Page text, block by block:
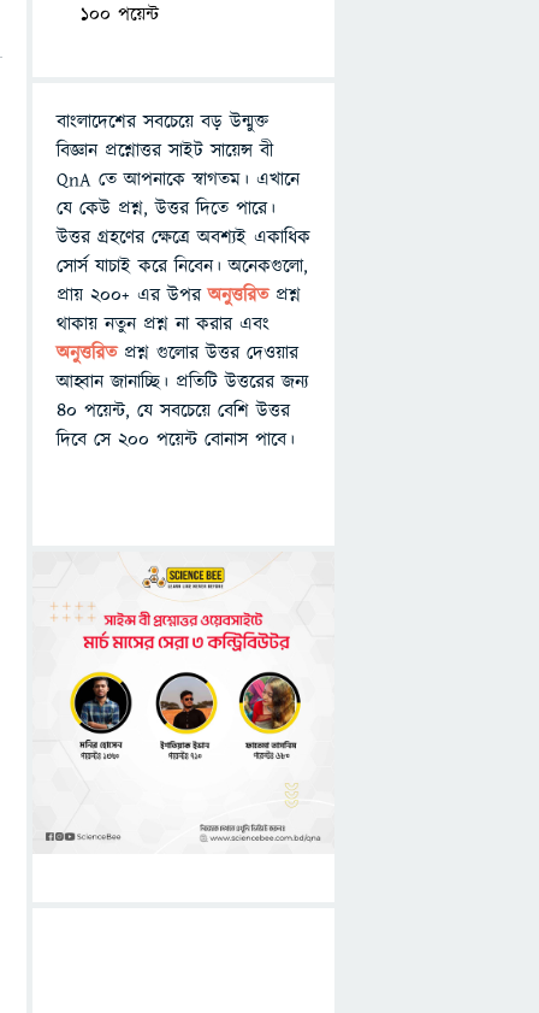
100 পয়েন্ট
বাংলাদেশের সবচেয়ে বড় উন্মুক্ত
বিজ্ঞান প্রশ্নোত্তর সাইট সায়েন্স বী
QnA তে আপনাকে স্বাগতম। এখানে
যে কেউ প্রশ্ন, উত্তর দিতে পারে।
উত্তর গ্রহণের ক্ষেত্রে অবশ্যই একাধিক
সোর্স যাচাই করে নিবেন। অনেকগুলো,
প্রায় ২০০+ এর উপরঅনুত্তরিতপ্রশ্ন
থাকায় নতুন প্রশ্ন না করার এবং
অনুত্তরিত প্রশ্ন গুলোর উত্তর দেওয়ার
আহ্বান জানাচ্ছি। প্রতিটি উত্তরের জন্য
৪০ পয়েন্ট, যে সবচেয়ে বেশি উত্তর
দিবে সে ২০০ পয়েন্ট বোনাস পাবে।